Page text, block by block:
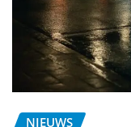
NIEUWS